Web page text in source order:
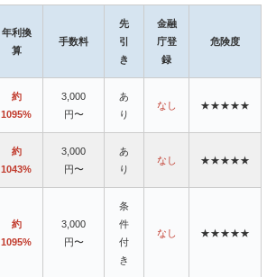
年利換
算
手数料
先
引
き
金融
庁登
録
危険度
約
1095%
3,000
円〜
あ
り
なし ★★★★★
約
1043%
3,000
円〜
あ
り
なし ★★★★★
約
1095%
3,000
円〜
条
件
付
き
なし ★★★★★